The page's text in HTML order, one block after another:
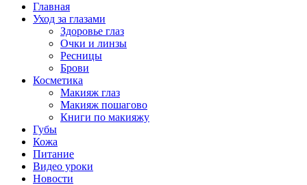
Главная
Уход за глазами
Здоровье глаз
Очки и линзы
Ресницы
Брови
Косметика
Макияж глаз
Макияж пошагово
Книги по макияжу
Губы
Кожа
Питание
Видео уроки
Новости